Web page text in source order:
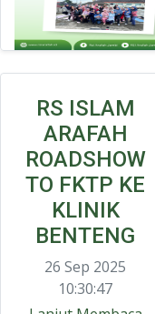
RS ISLAM
ARAFAH
ROADSHOW
TO FKTP KE
KLINIK
BENTENG
26 Sep 2025
10:30:47